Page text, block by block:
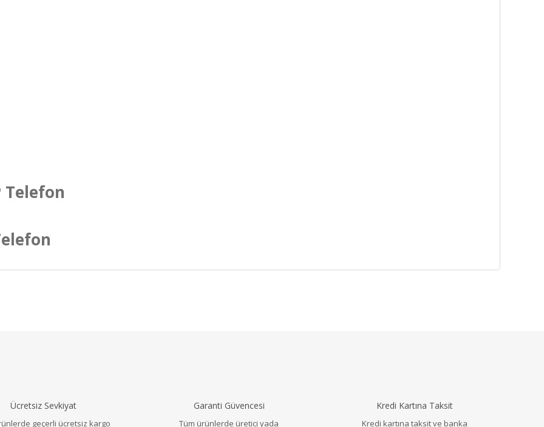
Ücretsiz Sevkiyat
geçerli ücretsiz kargo
Garanti Güvencesi
Tüm ürünlerde üretici yada
Kredi Kartına Taksit
Kredi kartına taksit ve banka